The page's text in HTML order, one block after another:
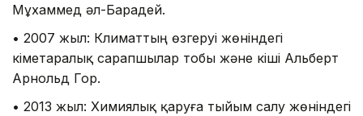
Мұхаммед әл-Барадей.
• 2007 жыл: Климаттың өзгеруі жөніндегі
үкіметаралық сарапшылар тобы және кіші Альберт
Арнольд Гор.
• 2013 жыл: Химиялық қаруға тыйым салу жөніндегі